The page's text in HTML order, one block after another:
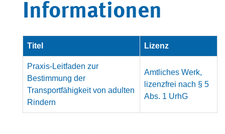
Informationen
Titel Lizenz
Praxis-Leitfaden zur
Bestimmung der
Transportfähigkeit von adulten
Rindern
Amtliches Werk,
lizenzfrei nach § 5
Abs. 1 UrhG